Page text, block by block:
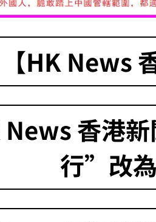
【HK News
News 香港
行”改